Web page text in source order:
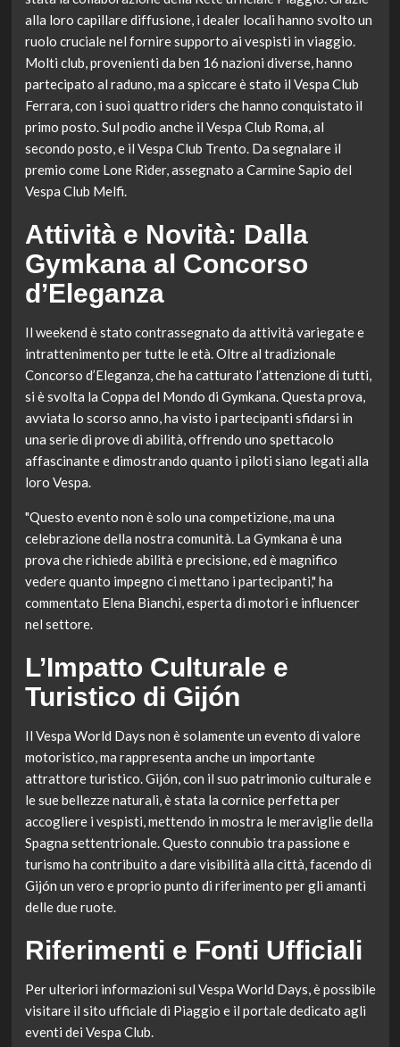
alla loro capillare diffusione, i dealer locali hanno svolto un
ruolo cruciale nel fornire supporto ai vespisti in viaggio.
Molti club, provenienti da ben 16 nazioni diverse, hanno
partecipato al raduno, ma a spiccare è stato il Vespa Club
Ferrara, con i suoi quattro riders che hanno conquistato il
primo posto. Sul podio anche il Vespa Club Roma, al
secondo posto, e il Vespa Club Trento. Da segnalare il
premio come Lone Rider, assegnato a Carmine Sapio del
Vespa Club Melfi.
Attività e Novità: Dalla
Gymkana al Concorso
d’Eleganza
Il weekend è stato contrassegnato da attività variegate e
intrattenimento per tutte le età. Oltre al tradizionale
Concorso d’Eleganza, che ha catturato l’attenzione di tutti,
si è svolta la Coppa del Mondo di Gymkana. Questa prova,
avviata lo scorso anno, ha visto i partecipanti sfidarsi in
una serie di prove di abilità, offrendo uno spettacolo
affascinante e dimostrando quanto i piloti siano legati alla
loro Vespa.
"Questo evento non è solo una competizione, ma una
celebrazione della nostra comunità. La Gymkana è una
prova che richiede abilità e precisione, ed è magnifico
vedere quanto impegno ci mettano i partecipanti," ha
commentato Elena Bianchi, esperta di motori e influencer
nel settore.
L’Impatto Culturale e
Turistico di Gijón
Il Vespa World Days non è solamente un evento di valore
motoristico, ma rappresenta anche un importante
attrattore turistico. Gijón, con il suo patrimonio culturale e
le sue bellezze naturali, è stata la cornice perfetta per
accogliere i vespisti, mettendo in mostra le meraviglie della
Spagna settentrionale. Questo connubio tra passione e
turismo ha contribuito a dare visibilità alla città, facendo di
Gijón un vero e proprio punto di riferimento per gli amanti
delle due ruote.
Riferimenti e Fonti Ufficiali
Per ulteriori informazioni sul Vespa World Days, è possibile
visitare il sito ufficiale di Piaggio e il portale dedicato agli
eventi dei Vespa Club.